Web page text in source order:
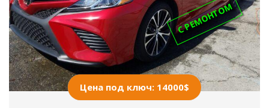
С РЕМОНТОМ
Цена под ключ: 14000$